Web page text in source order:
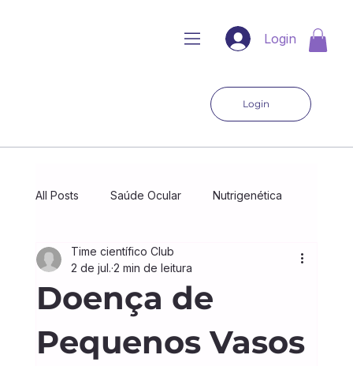
Login
Login
All Posts Saúde Ocular Nutrigenética
Microbioma DNA Club Pro
Doença de
Pequenos Vasos
Time científico Club
2 de jul. 2 min de leitura